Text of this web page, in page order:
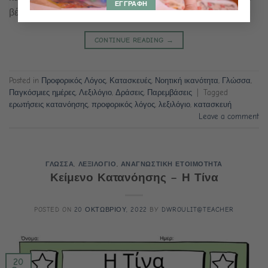
βέλκρο. Οδηγίες παιχνιδιού: Ο παίχτης φοράει […]
CONTINUE READING →
Posted in Προφορικός Λόγος, Κατασκευές, Νοητική ικανότητα, Γλώσσα,
Παγκόσμιες ημέρες, Λεξιλόγιο, Δράσεις, Παρεμβάσεις
Tagged
ερωτήσεις κατανόησης, προφορικός λόγος, λεξιλόγιο, κατασκευή
Leave a comment
ΓΛΩΣΣΑ, ΛΕΞΙΛΟΓΙΟ, ΑΝΑΓΝΩΣΤΙΚΗ ΕΤΟΙΜΟΤΗΤΑ
Κείμενο Κατανόησης – Η Τίνα
POSTED ON 20 ΟΚΤΩΒΡΙΟΥ, 2022 BY DWROULIT@TEACHER
20